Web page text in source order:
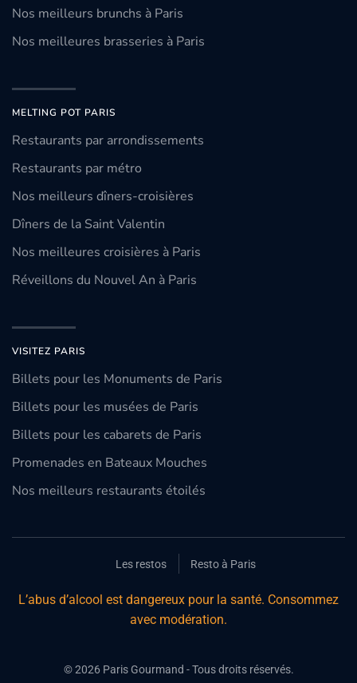
Nos meilleurs brunchs à Paris
Nos meilleures brasseries à Paris
MELTING POT PARIS
Restaurants par arrondissements
Restaurants par métro
Nos meilleurs dîners-croisières
Dîners de la Saint Valentin
Nos meilleures croisières à Paris
Réveillons du Nouvel An à Paris
VISITEZ PARIS
Billets pour les Monuments de Paris
Billets pour les musées de Paris
Billets pour les cabarets de Paris
Promenades en Bateaux Mouches
Nos meilleurs restaurants étoilés
Les restos Resto à Paris
L’abus d’alcool est dangereux pour la santé. Consommez
avec modération.
©2026Paris Gourmand - Tous droits réservés.